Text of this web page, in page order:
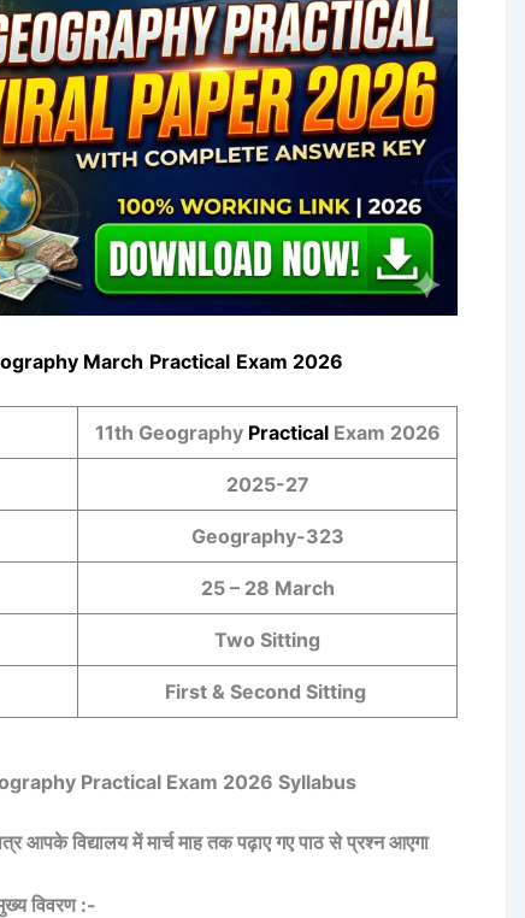
March Practical Exam 2026
11th Geography PracticalExam 2026
2025-27
Geography-323
25 – 28 March
Two Sitting
First & Second Sitting
Practical Exam 2026 Syllabus
आपके विद्यालय में मार्च माह तक पढ़ाए गए पाठ से प्रश्न आएगा
मुख्य विवरण :-